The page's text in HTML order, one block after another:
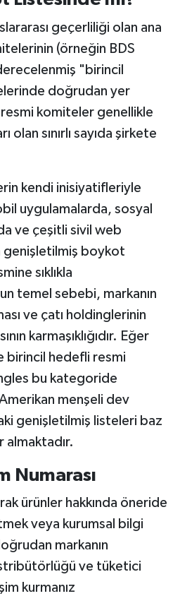
geçerliliği olan ana
(örneğin BDS
"birincil
doğrudan yer
komiteler genellikle
olan sınırlı sayıda şirkete
kendi inisiyatifleriyle
uygulamalarda, sosyal
ve çeşitli sivil web
genişletilmiş boykot
sıklıkla
temel sebebi, markanın
ve çatı holdinglerinin
karmaşıklığıdır. Eğer
birincil hedefli resmi
bu kategoride
menşeli dev
genişletilmiş listeleri baz
almaktadır.
Numarası
ürünler hakkında öneride
veya kurumsal bilgi
markanın
ve tüketici
kurmanız